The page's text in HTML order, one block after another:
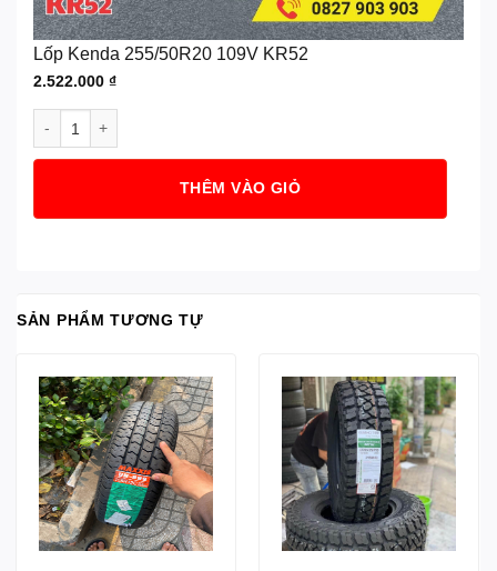
Lốp Kenda 255/50R20 109V KR52
2.522.000 ₫
THÊM VÀO GIỎ
SẢN PHẨM TƯƠNG TỰ